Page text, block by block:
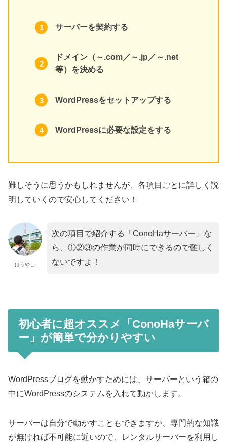
サーバーを契約する
ドメイン（～.com／～.jp／～.net
等）を決める
WordPressをセットアップする
WordPressに必要な設定をする
難しそうに思うかもしれませんが、各項目ごとに詳しく説
明していくので安心してください！
はうやし
次の項目で紹介する「ConoHaサーバー」な
ら、①②③の作業が同時にできるので難しく
ないですよ！
初心者に超オススメ「ConoHaサーバ
ー」が簡単で分かりやすい
WordPressブログを動かすためには、サーバーという箱の
中にWordPressのシステムを入れて動かします。
サーバーは自分で動かすこともできますが、専門的な知識
が無ければ不可能に近いので、レンタルサーバーを利用し